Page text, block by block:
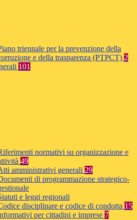
triennale per la prevenzione della
e della trasparenza (PTPCT) 2
101
normativi su organizzazione e
49
amministrativi generali 29
di programmazione strategico-
e leggi regionali
disciplinare e codice di condotta 15
per cittadini e imprese 7